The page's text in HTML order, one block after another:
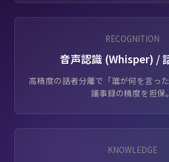
RECOGNITION
音声認識 (Whisper) /
高精度の話者分離で「誰が何を言っ
議事録の精度を担保。
KNOWLEDGE